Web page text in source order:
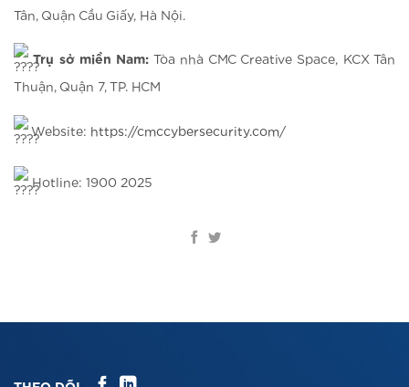
Tân, Quận Cầu Giấy, Hà Nội.
Trụ sở miền Nam: Tòa nhà CMC Creative Space, KCX Tân
Thuận, Quận 7, TP. HCM
Website: https://cmccybersecurity.com/
Hotline: 1900 2025